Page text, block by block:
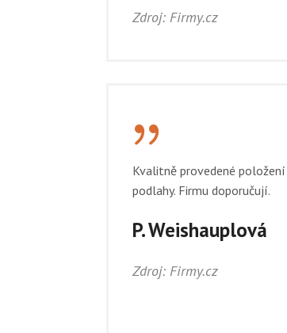
Zdroj: Firmy.cz
{
Kvalitně provedené
podlahy. Firmu doporučují.
P. Weishauplová
Zdroj: Firmy.cz